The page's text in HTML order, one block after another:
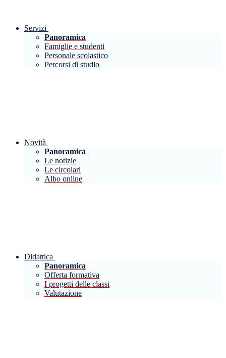
Servizi
Panoramica
Famiglie e studenti
Personale scolastico
Percorsi di studio
Novità
Panoramica
Le notizie
Le circolari
Albo online
Didattica
Panoramica
Offerta formativa
I progetti delle classi
Valutazione